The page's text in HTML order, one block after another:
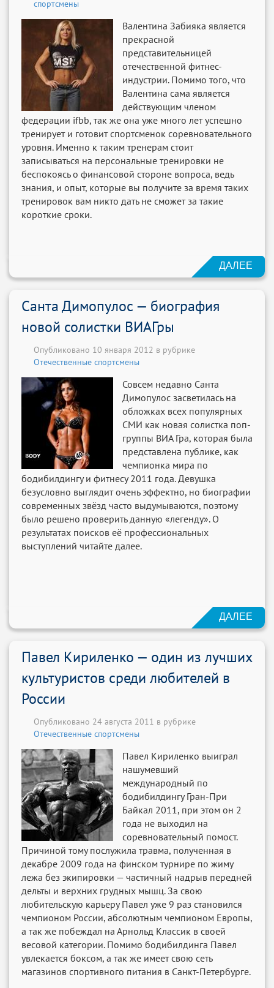
спортсмены
Валентина Забияка является
прекрасной
представительницей
отечественной фитнес-
индустрии. Помимо того, что
Валентина сама является
действующим членом
федерации ifbb, так же она уже много лет успешно
тренирует и готовит спортсменок соревновательного
уровня. Именно к таким тренерам стоит
записываться на персональные тренировки не
беспокоясь о финансовой стороне вопроса, ведь
знания, и опыт, которые вы получите за время таких
тренировок вам никто дать не сможет за такие
короткие сроки.
ДАЛЕЕ
Санта Димопулос — биография
новой солистки ВИАГры
Опубликовано 10 января 2012 в рубрике
Отечественные спортсмены
Совсем недавно Санта
Димопулос засветилась на
обложках всех популярных
СМИ как новая солистка поп-
группы ВИА Гра, которая была
представлена публике, как
чемпионка мира по
бодибилдингу и фитнесу 2011 года. Девушка
безусловно выглядит очень эффектно, но биографии
современных звёзд часто выдумываются, поэтому
было решено проверить данную «легенду». О
результатах поисков её профессиональных
выступлений читайте далее.
ДАЛЕЕ
Павел Кириленко — один из лучших
культуристов среди любителей в
России
Опубликовано 24 августа 2011 в рубрике
Отечественные спортсмены
Павел Кириленко выиграл
нашумевший
международный по
бодибилдингу Гран-При
Байкал 2011, при этом он 2
года не выходил на
соревновательный помост.
Причиной тому послужила травма, полученная в
декабре 2009 года на финском турнире по жиму
лежа без экипировки — частичный надрыв передней
дельты и верхних грудных мышц. За свою
любительскую карьеру Павел уже 9 раз становился
чемпионом России, абсолютным чемпионом Европы,
а так же побеждал на Арнольд Классик в своей
весовой категории. Помимо бодибилдинга Павел
увлекается боксом, а так же имеет свою сеть
магазинов спортивного питания в Санкт-Петербурге.